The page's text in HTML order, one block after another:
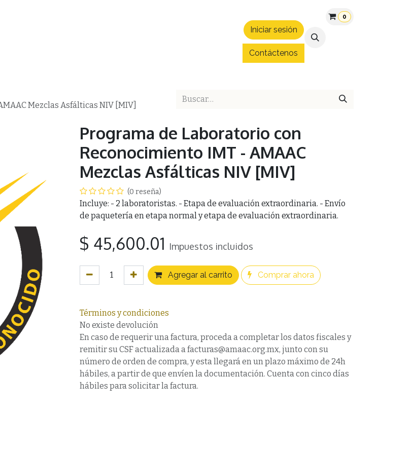
Patrocinios Convenios
Iniciar sesión
Contáctenos
0
Mezclas Asfálticas NIV [MIV]
Programa de Laboratorio con
Reconocimiento IMT - AMAAC
Mezclas Asfálticas NIV [MIV]
(0 reseña)
Incluye: - 2 laboratoristas. - Etapa de evaluación extraordinaria. - Envío
de paquetería en etapa normal y etapa de evaluación extraordinaria.
$ 45,600.01 Impuestos incluidos
Agregar al carrito Comprar ahora
Términos y condiciones
No existe devolución
En caso de requerir una factura, proceda a completar los datos fiscales y
remitir su CSF actualizada a facturas@amaac.org.mx, junto con su
número de orden de compra, y esta llegará en un plazo máximo de 24h
hábiles, a partir de que envíen la documentación. Cuenta con cinco días
hábiles para solicitar la factura.